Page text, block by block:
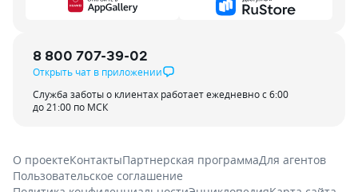
8 800 707-39-02
Открыть чат в приложении
Служба заботы о клиентах работает ежедневно с 6:00
до 21:00 по МСК
О проектеКонтактыПартнерская программаДля агентов
Пользовательское соглашение